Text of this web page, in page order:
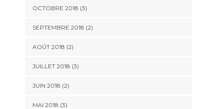
OCTOBRE 2018 (3)
SEPTEMBRE 2018 (2)
AOÛT 2018 (2)
JUILLET 2018 (3)
JUIN 2018 (2)
MAI 2018 (3)